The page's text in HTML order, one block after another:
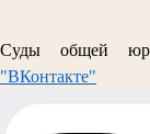
Суды общей
"ВКонтакте"